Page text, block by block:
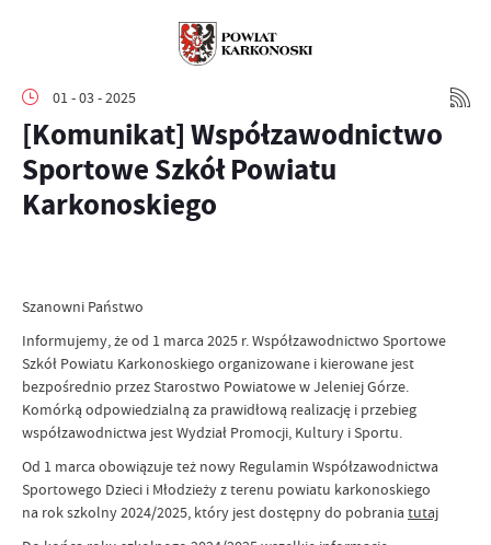
01 - 03 - 2025
[Komunikat] Współzawodnictwo
Sportowe Szkół Powiatu
Karkonoskiego
Szanowni Państwo
Informujemy, że od 1 marca 2025 r. Współzawodnictwo Sportowe
Szkół Powiatu Karkonoskiego organizowane i kierowane jest
bezpośrednio przez Starostwo Powiatowe w Jeleniej Górze.
Komórką odpowiedzialną za prawidłową realizację i przebieg
współzawodnictwa jest Wydział Promocji, Kultury i Sportu.
Od 1 marca obowiązuje też nowy Regulamin Współzawodnictwa
Sportowego Dzieci i Młodzieży z terenu powiatu karkonoskiego
na rok szkolny 2024/2025, który jest dostępny do pobrania tutaj